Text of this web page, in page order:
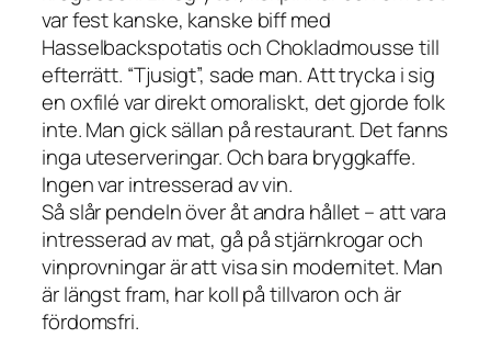
var fest kanske, kanske biff med
Hasselbackspotatis och Chokladmousse till
efterrätt. “Tjusigt”, sade man. Att trycka i sig
en oxfilé var direkt omoraliskt, det gjorde folk
inte. Man gick sällan på restaurant. Det fanns
inga uteserveringar. Och bara bryggkaffe.
Ingen var intresserad av vin.
Så slår pendeln över åt andra hållet – att vara
intresserad av mat, gå på stjärnkrogar och
vinprovningar är att visa sin modernitet. Man
är längst fram, har koll på tillvaron och är
fördomsfri.